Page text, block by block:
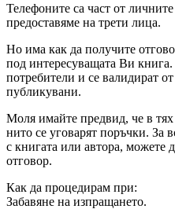
Телефоните са част от
предоставяме на трети лица.
Но има как да получите
под интересуващата Ви
потребители и се валидират
публикувани.
Моля имайте предвид, че в
нито се уговарят поръчки. За
с книгата или автора, можете
отговор.
Как да процедирам при:
Забавяне на изпращането.